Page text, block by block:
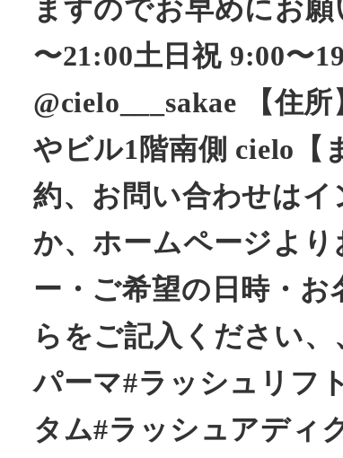
ますのでお早めにお
〜21:00土日祝 9:00〜
@cielo___sakae 【住
やビル1階南側 cielo【
約、お問い合わせは
か、ホームページよ
ー・ご希望の日時・
らをご記入ください
パーマ#ラッシュリフ
タム#ラッシュアディ